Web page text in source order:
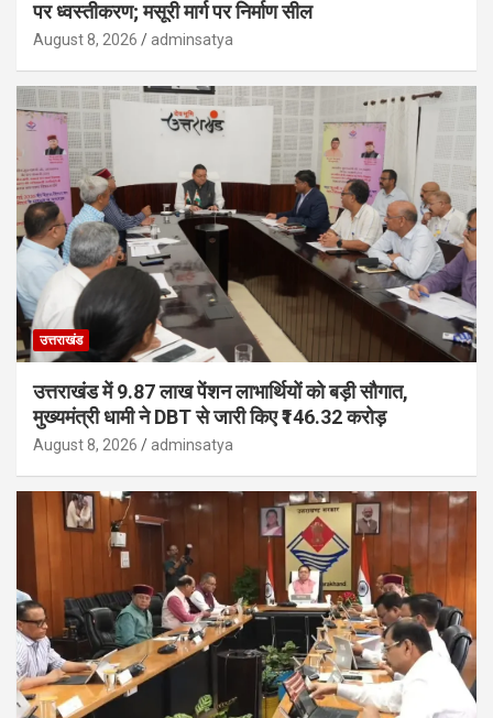
पर ध्वस्तीकरण; मसूरी मार्ग पर निर्माण सील
August 8, 2026 adminsatya
उत्तराखंड
उत्तराखंड में 9.87 लाख पेंशन लाभार्थियों को बड़ी सौगात,
मुख्यमंत्री धामी ने DBT से जारी किए ₹146.32 करोड़
August 8, 2026 adminsatya